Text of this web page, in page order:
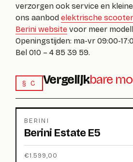
verzorgen ook service en
ons aanbod elektrische
Berini website voor meer
Openingstijden: ma-vr 09:00-
Bel 010 – 4 85 39 59.
§ C Vergelijkbare
BERINI
Berini Estate E5
€1.599,00